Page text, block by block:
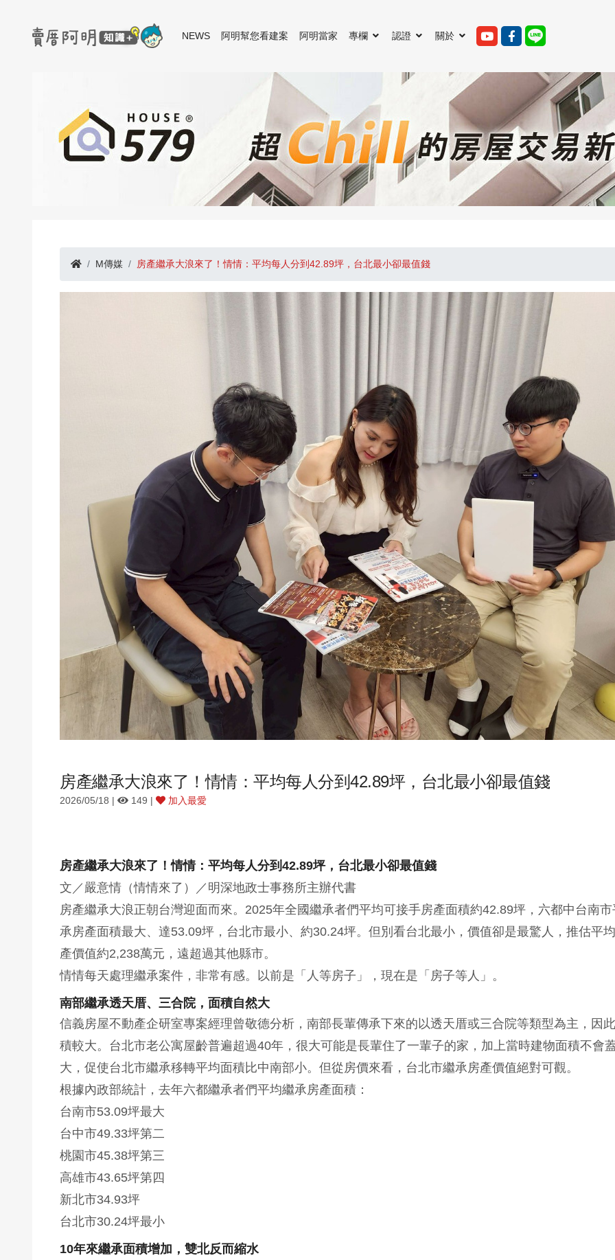
NEWS 阿明幫您看建案 阿明當家 專欄 認證 關於
M傳媒 房產繼承大浪來了！情情：平均每人分到42.89坪，台北最小卻最值錢
房產繼承大浪來了！情情：平均每人分到42.89坪，台北最小卻最值錢
2026/05/18 | 149 | 加入最愛
房產繼承大浪來了！情情：平均每人分到42.89坪，台北最小卻最值錢
文／嚴意情（情情來了）／明深地政士事務所主辦代書
房產繼承大浪正朝台灣迎面而來。2025年全國繼承者們平均可接手房產面積約42.89坪，六都中台南
承房產面積最大、達53.09坪，台北市最小、約30.24坪。但別看台北最小，價值卻是最驚人，推估平
產價值約2,238萬元，遠超過其他縣市。
情情每天處理繼承案件，非常有感。以前是「人等房子」，現在是「房子等人」。
南部繼承透天厝、三合院，面積自然大
信義房屋不動產企研室專案經理曾敬德分析，南部長輩傳承下來的以透天厝或三合院等類型為主，因
積較大。台北市老公寓屋齡普遍超過40年，很大可能是長輩住了一輩子的家，加上當時建物面積不會
大，促使台北市繼承移轉平均面積比中南部小。但從房價來看，台北市繼承房產價值絕對可觀。
根據內政部統計，去年六都繼承者們平均繼承房產面積：
台南市53.09坪最大
台中市49.33坪第二
桃園市45.38坪第三
高雄市43.65坪第四
新北市34.93坪
台北市30.24坪最小
10年來繼承面積增加，雙北反而縮水